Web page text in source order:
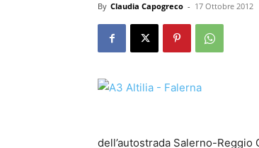
By Claudia Capogreco - 17 Ottobre 2012
dell’autostrada Salerno-